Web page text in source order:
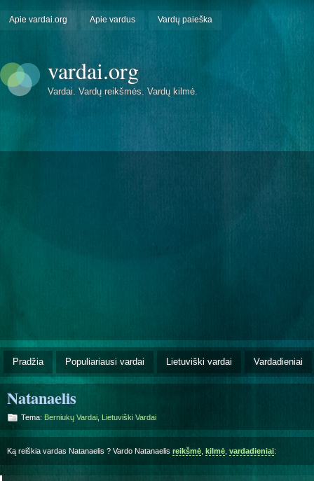
Apie vardai.org Apie vardus Vardų paieška
vardai.org
Vardai. Vardų reikšmės. Vardų kilmė.
Pradžia Populiariausi vardai Lietuviški vardai Vardadieniai
Natanaelis
Tema: Berniukų Vardai Lietuviški Vardai
Ką reiškia vardas Natanaelis ? Vardo Natanaelis reikšmė kilmė vardadieniai: